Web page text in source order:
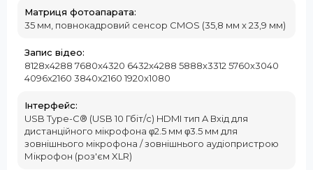
Матриця фотоапарата:
35 мм, повнокадровий сенсор CMOS (35,8 мм x 23,9 мм)
Запис відео:
8128x4288 7680x4320 6432x4288 5888x3312 5760x3040
4096x2160 3840x2160 1920x1080
Інтерфейс:
USB Type-C® (USB 10 Гбіт/с) HDMI тип A Вхід для
дистанційного мікрофона φ2.5 мм φ3.5 мм для
зовнішнього мікрофона / зовнішнього аудіопристрою
Мікрофон (роз'єм XLR)